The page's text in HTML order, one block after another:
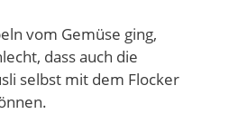
vom Gemüse ging,
dass auch die
selbst mit dem Flocker